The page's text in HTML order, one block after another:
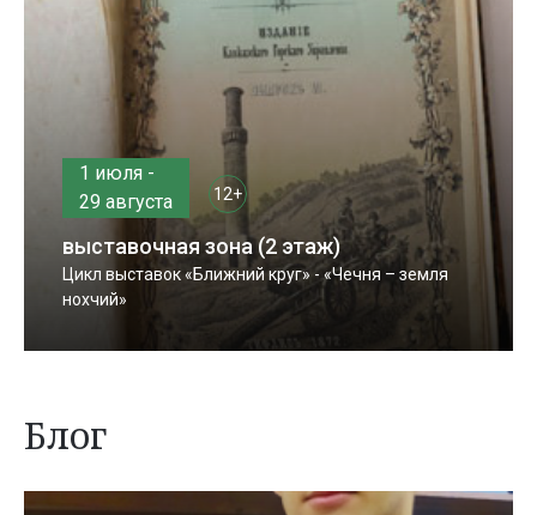
1 июля -
29 августа
12+
выставочная зона (2 этаж)
Цикл выставок «Ближний круг» - «Чечня – земля
нохчий»
Блог